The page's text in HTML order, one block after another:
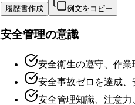
履歴書作成 例文をコピー
安全管理の意識
安全衛生の遵守、作
安全事故ゼロを達成
安全管理知識、注意力